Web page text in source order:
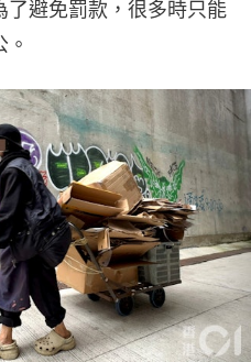
了避免罰款，很多時只能